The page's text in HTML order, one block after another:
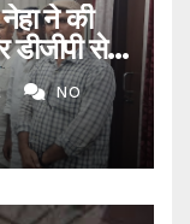
ने की
से
NO